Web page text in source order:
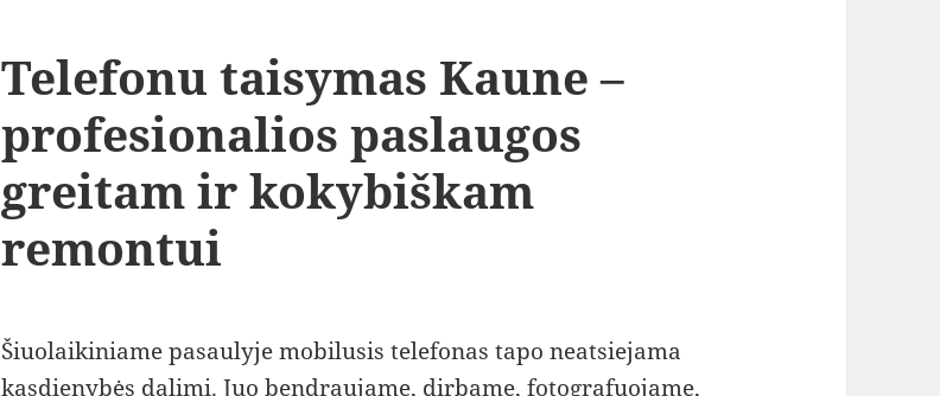
Telefonu taisymas Kaune –
profesionalios paslaugos
greitam ir kokybiškam
remontui
Šiuolaikiniame pasaulyje mobilusis telefonas tapo neatsiejama
kasdienybės dalimi. Juo bendraujame, dirbame, fotografuojame,